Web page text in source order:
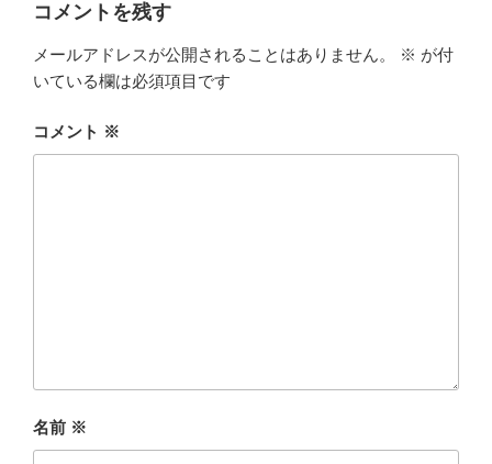
コメントを残す
メールアドレスが公開されることはありません。 ※ が付
いている欄は必須項目です
コメント ※
名前 ※